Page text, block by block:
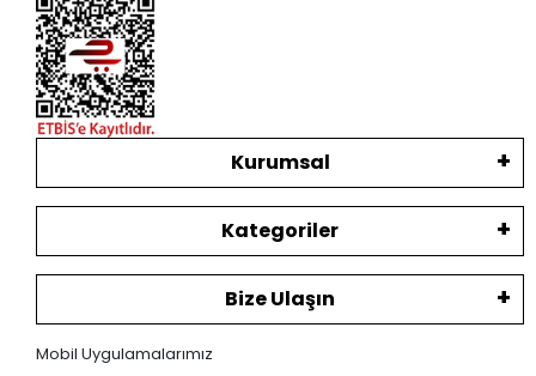
Kurumsal
Kategoriler
Bize Ulaşın
Mobil Uygulamalarımız